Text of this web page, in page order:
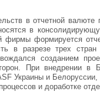
в отчетной
в
фирмы формируется
в разрезе трех
созданием
При внедрении в
Украины и
и доработке